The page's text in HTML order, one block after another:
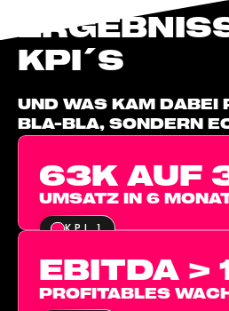
KPI´S
UND WAS KAM DABEI
BLA-BLA, SONDERN
63K AUF
UMSATZ IN 6
KPI 1
EBITDA >
PROFITABLES